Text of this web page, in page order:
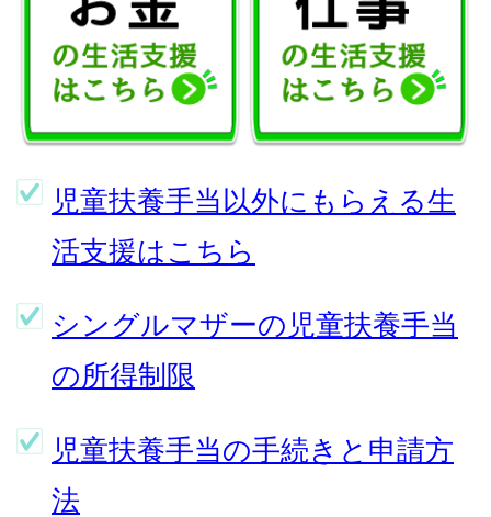
児童扶養手当以外にもらえる生
活支援はこちら
シングルマザーの児童扶養手当
の所得制限
児童扶養手当の手続きと申請方
法